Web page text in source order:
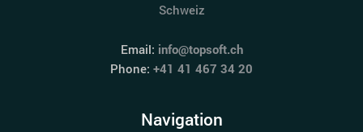
Schweiz
Email: info@topsoft.ch
Phone: +41 41 467 34 20
Navigation